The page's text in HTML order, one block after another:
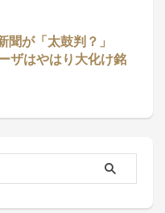
聞が「太鼓判？」
ザはやはり大化け銘